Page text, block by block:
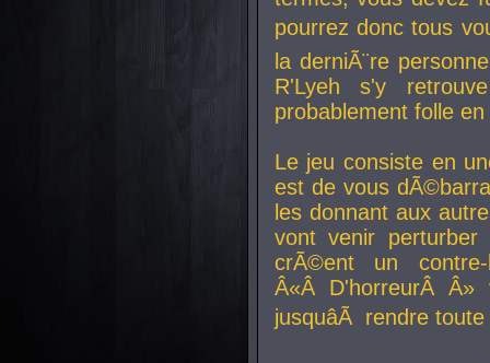
pourrez donc tous
la derniÃ¨re
R'Lyeh s'y
probablement folle
Le jeu consiste en
est de vous
les donnant aux
vont venir perturber
crÃ©ent un
Â«Â D'horreurÂ
jusquâÃ rendre